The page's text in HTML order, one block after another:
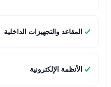
المقاعد والتجهيزات الداخلية
الأنظمة الإلكترونية